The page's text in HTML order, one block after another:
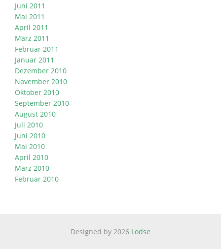
Juni 2011
Mai 2011
April 2011
März 2011
Februar 2011
Januar 2011
Dezember 2010
November 2010
Oktober 2010
September 2010
August 2010
Juli 2010
Juni 2010
Mai 2010
April 2010
März 2010
Februar 2010
Designed by 2026 Lodse